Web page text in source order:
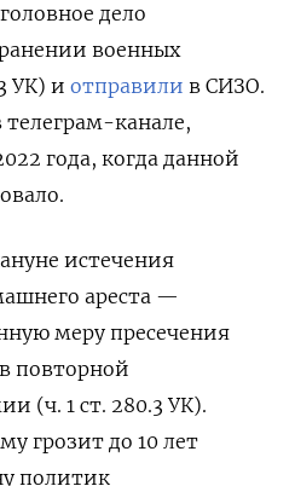
дело
военных
УК) и отправили в СИЗО.
телеграм-канале,
года, когда данной
истечения
ареста —
меру пресечения
повторной
(ч. 1 ст. 280.3 УК).
грозит до 10 лет
политик